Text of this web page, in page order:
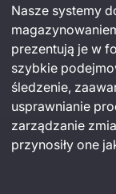
Nasze systemy
prezentują je w
szybkie
śledzenie,
usprawnianie
zarządzanie
przynosiły one